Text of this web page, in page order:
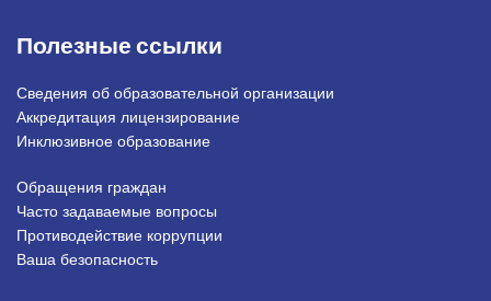
Полезные ссылки
Сведения об образовательной организации
Аккредитация лицензирование
Инклюзивное образование
Подвал_право
Обращения граждан
Часто задаваемые вопросы
Противодействие коррупции
Ваша безопасность